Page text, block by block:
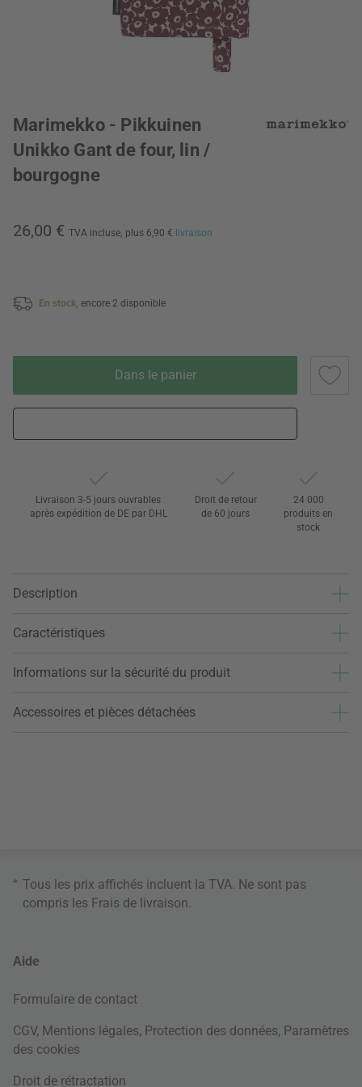
Marimekko - Pikkuinen
Unikko Gant de four, lin /
bourgogne
26,00 € TVA incluse, plus 6,90 € livraison
En stock, encore 2 disponible
Dans le panier
Livraison 3-5 jours ouvrables
après expédition de DE par DHL
Droit de retour
de 60 jours
24 000
produits en
stock
Description
Caractéristiques
Informations sur la sécurité du produit
Accessoires et pièces détachées
* Tous les prix affichés incluent la TVA. Ne sont pas
compris les Frais de livraison
Aide
Formulaire de contact
CGV, Mentions légales, Protection des données, Paramètres
des cookies
Droit de rétractation